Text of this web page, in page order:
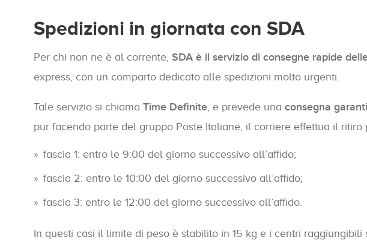
Spedizioni in giornata con SDA
Per chi non ne è al corrente, SDA è il servizio di consegne rapide
express, con un comparto dedicato alle spedizioni molto urgenti.
Tale servizio si chiama Time Definite, e prevede una consegna
pur facendo parte del gruppo Poste Italiane, il corriere effettua il
fascia 1: entro le 9:00 del giorno successivo all’affido;
fascia 2: entro le 10:00 del giorno successivo all’affido;
fascia 3: entro le 12:00 del giorno successivo all’affido.
In questi casi il limite di peso è stabilito in 15 kg e i centri